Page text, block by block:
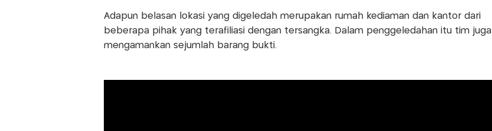
Adapun belasan lokasi yang digeledah merupakan rumah kediaman dan kantor dari
beberapa pihak yang terafiliasi dengan tersangka. Dalam penggeledahan itu tim juga
mengamankan sejumlah barang bukti.